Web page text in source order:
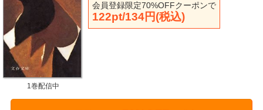
会員登録限定70%OFFクーポンで
122pt/134円(税込)
1巻配信中